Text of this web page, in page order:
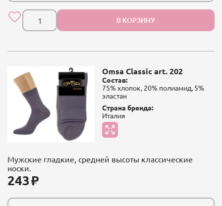
В КОРЗИНУ
Omsa Classic art. 202
Состав:
75% хлопок, 20% полиамид, 5%
эластан
Страна бренда:
Италия
Мужские гладкие, средней высоты классические
носки.
243